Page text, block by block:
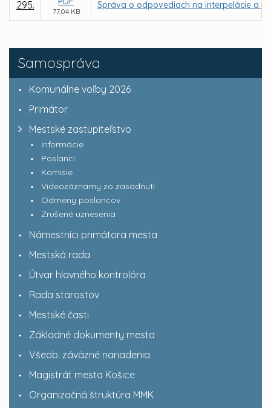
Samospráva
Komunálne voľby 2026
Primátor
Mestské zastupiteľstvo
Informácie
Poslanci
Komisie
Videozáznamy zo zasadnutí
Odmeny poslancov
Zrušené uznesenia
Námestníci primátora mesta
Mestská rada
Útvar hlavného kontrolóra
Rada starostov
Mestské časti
Základné dokumenty mesta
Všeob. záväzné nariadenia
Magistrát mesta Košice
Organizačná štruktúra MMK
295.
77,04 KB
Správa o odpovediach na interpelácie a